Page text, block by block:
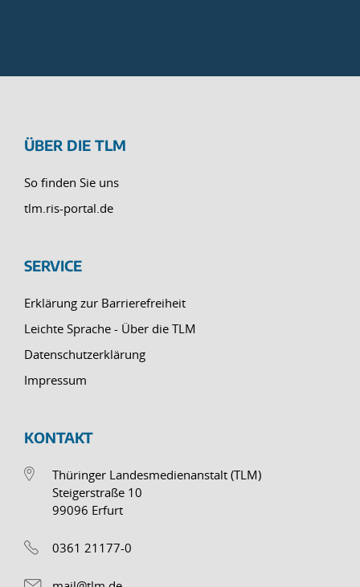
ÜBER DIE TLM
So finden Sie uns
tlm.ris-portal.de
SERVICE
Erklärung zur Barrierefreiheit
Leichte Sprache - Über die TLM
Datenschutzerklärung
Impressum
KONTAKT
Thüringer Landesmedienanstalt (TLM)
Steigerstraße 10
99096 Erfurt
0361 21177-0